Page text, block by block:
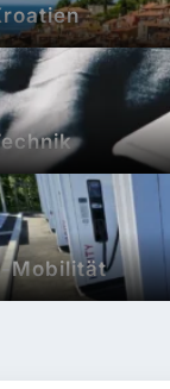
Mobilität